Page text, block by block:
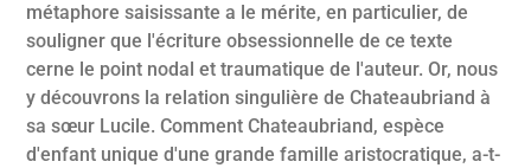
métaphore saisissante a le mérite, en particulier, de
souligner que l'écriture obsessionnelle de ce texte
cerne le point nodal et traumatique de l'auteur. Or, nous
y découvrons la relation singulière de Chateaubriand à
sa sœur Lucile. Comment Chateaubriand, espèce
d'enfant unique d'une grande famille aristocratique, a-t-